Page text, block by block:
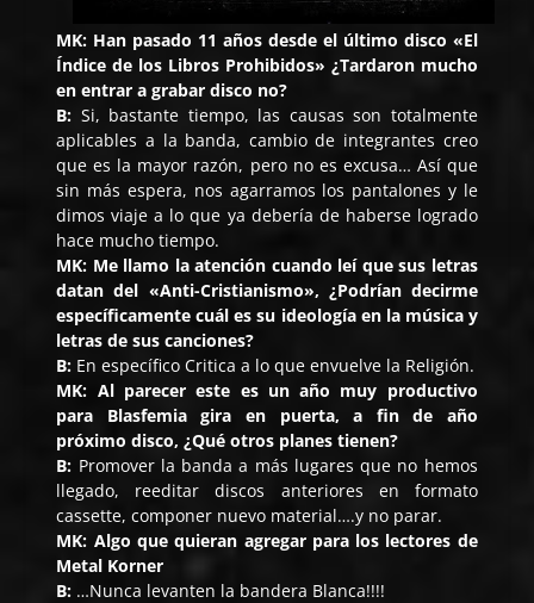
MK: Han pasado 11 años desde el último disco «El
Índice de los Libros Prohibidos» ¿Tardaron mucho
en entrar a grabar disco no?
B: Si, bastante tiempo, las causas son totalmente
aplicables a la banda, cambio de integrantes creo
que es la mayor razón, pero no es excusa… Así que
sin más espera, nos agarramos los pantalones y le
dimos viaje a lo que ya debería de haberse logrado
hace mucho tiempo.
MK: Me llamo la atención cuando leí que sus letras
datan del «Anti-Cristianismo», ¿Podrían decirme
específicamente cuál es su ideología en la música y
letras de sus canciones?
B: En específico Critica a lo que envuelve la Religión.
MK: Al parecer este es un año muy productivo
para Blasfemia gira en puerta, a fin de año
próximo disco, ¿Qué otros planes tienen?
B: Promover la banda a más lugares que no hemos
llegado, reeditar discos anteriores en formato
cassette, componer nuevo material….y no parar.
MK: Algo que quieran agregar para los lectores de
Metal Korner
B: …Nunca levanten la bandera Blanca!!!!